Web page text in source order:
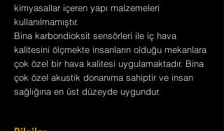
kimyasallar içeren yapı malzemeleri
kullanılmamıştır.
Bina karbondioksit sensörleri ile iç hava
kalitesini ölçmekte insanların olduğu mekanlara
çok özel bir hava kalitesi uygulamaktadır. Bina
çok özel akustik donanıma sahiptir ve insan
sağlığına en üst düzeyde uygundur.